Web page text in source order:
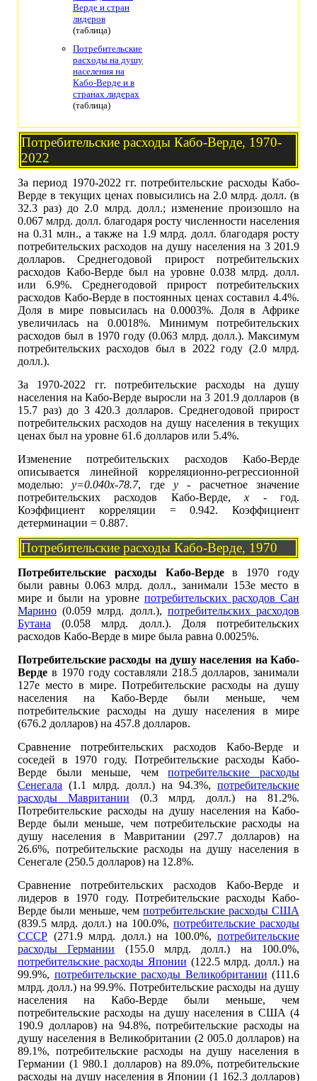
Верде и стран
лидеров
(таблица)
Потребительские
расходы на душу
населения на
Кабо-Верде и в
странах лидерах
(таблица)
Потребительские расходы Кабо-Верде, 1970-
2022
За период 1970-2022 гг. потребительские расходы Кабо-
Верде в текущих ценах повысились на 2.0 млрд. долл. (в
32.3 раз) до 2.0 млрд. долл.; изменение произошло на
0.067 млрд. долл. благодаря росту численности населения
на 0.31 млн., а также на 1.9 млрд. долл. благодаря росту
потребительских расходов на душу населения на 3 201.9
долларов. Среднегодовой прирост потребительских
расходов Кабо-Верде был на уровне 0.038 млрд. долл.
или 6.9%. Среднегодовой прирост потребительских
расходов Кабо-Верде в постоянных ценах составил 4.4%.
Доля в мире повысилась на 0.0003%. Доля в Африке
увеличилась на 0.0018%. Минимум потребительских
расходов был в 1970 году (0.063 млрд. долл.). Максимум
потребительских расходов был в 2022 году (2.0 млрд.
долл.).
За 1970-2022 гг. потребительские расходы на душу
населения на Кабо-Верде выросли на 3 201.9 долларов (в
15.7 раз) до 3 420.3 долларов. Среднегодовой прирост
потребительских расходов на душу населения в текущих
ценах был на уровне 61.6 долларов или 5.4%.
Изменение потребительских расходов Кабо-Верде
описывается линейной корреляционно-регрессионной
моделью:y=0.040x-78.7, гдеy - расчетное значение
потребительских расходов Кабо-Верде,x - год.
Коэффициент корреляции = 0.942. Коэффициент
детерминации = 0.887.
Потребительские расходы Кабо-Верде, 1970
Потребительские расходы Кабо-Вердев 1970 году
были равны 0.063 млрд. долл., занимали 153е место в
мире и были на уровне потребительских расходов Сан
Марино (0.059 млрд. долл.), потребительских расходов
Бутана (0.058 млрд. долл.). Доля потребительских
расходов Кабо-Верде в мире была равна 0.0025%.
Потребительские расходы на душу населения на Кабо-
Верде в 1970 году составляли 218.5 долларов, занимали
127е место в мире. Потребительские расходы на душу
населения на Кабо-Верде были меньше, чем
потребительские расходы на душу населения в мире
(676.2 долларов) на 457.8 долларов.
Сравнение потребительских расходов Кабо-Верде и
соседей в 1970 году. Потребительские расходы Кабо-
Верде были меньше, чемпотребительские расходы
Сенегала (1.1 млрд. долл.) на 94.3%, потребительские
расходы Мавритании (0.3 млрд. долл.) на 81.2%.
Потребительские расходы на душу населения на Кабо-
Верде были меньше, чем потребительские расходы на
душу населения в Мавритании (297.7 долларов) на
26.6%, потребительские расходы на душу населения в
Сенегале (250.5 долларов) на 12.8%.
Сравнение потребительских расходов Кабо-Верде и
лидеров в 1970 году. Потребительские расходы Кабо-
Верде были меньше, чемпотребительские расходы США
(839.5 млрд. долл.) на 100.0%, потребительские расходы
СССР (271.9 млрд. долл.) на 100.0%, потребительские
расходы Германии (155.0 млрд. долл.) на 100.0%,
потребительские расходы Японии (122.5 млрд. долл.) на
99.9%, потребительские расходы Великобритании (111.6
млрд. долл.) на 99.9%. Потребительские расходы на душу
населения на Кабо-Верде были меньше, чем
потребительские расходы на душу населения в США (4
190.9 долларов) на 94.8%, потребительские расходы на
душу населения в Великобритании (2 005.0 долларов) на
89.1%, потребительские расходы на душу населения в
Германии (1 980.1 долларов) на 89.0%, потребительские
расходы на душу населения в Японии (1 162.3 долларов)